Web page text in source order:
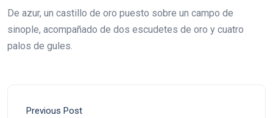
De azur, un castillo de oro puesto sobre un campo de
sinople, acompañado de dos escudetes de oro y cuatro
palos de gules.
Previous Post